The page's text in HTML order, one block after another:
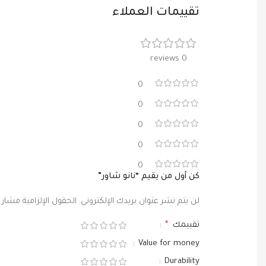
تقييمات العملاء
0 reviews
0
0
0
0
0
كن أول من يقيم “نانو شاور”
لن يتم نشر عنوان بريدك الإلكتروني. الحقول الإلزامية مشار
تقييمك *
Value for money
Durability